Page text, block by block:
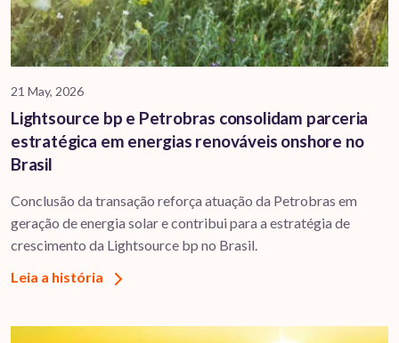
21 May, 2026
Lightsource bp e Petrobras consolidam parceria
estratégica em energias renováveis onshore no
Brasil
Conclusão da transação reforça atuação da Petrobras em
geração de energia solar e contribui para a estratégia de
crescimento da Lightsource bp no Brasil.
Leia a história